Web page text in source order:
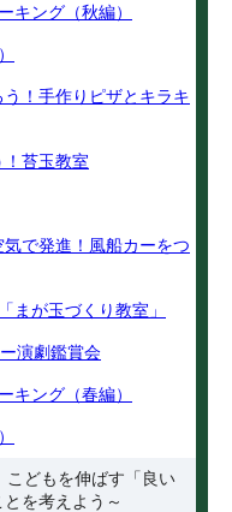
キング（秋編）
！手作りピザとキラキ
苔玉教室
で発進！風船カーをつ
が玉づくり教室」
演劇鑑賞会
キング（春編）
どもを伸ばす「良い
を考えよう～